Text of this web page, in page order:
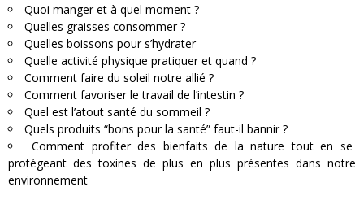
Quoi manger et à quel moment ?
Quelles graisses consommer ?
Quelles boissons pour s’hydrater
Quelle activité physique pratiquer et quand ?
Comment faire du soleil notre allié ?
Comment favoriser le travail de l’intestin ?
Quel est l’atout santé du sommeil ?
Quels produits “bons pour la santé” faut-il bannir ?
Comment profiter des bienfaits de la nature tout en se
protégeant des toxines de plus en plus présentes dans notre
environnement